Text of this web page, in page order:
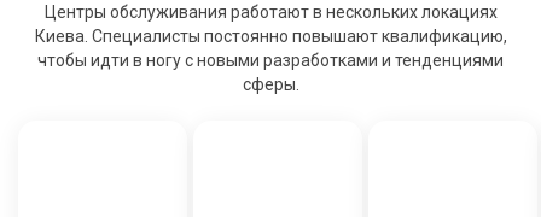
Центры обслуживания работают в нескольких локациях
Киева. Специалисты постоянно повышают квалификацию,
чтобы идти в ногу с новыми разработками и тенденциями
сферы.